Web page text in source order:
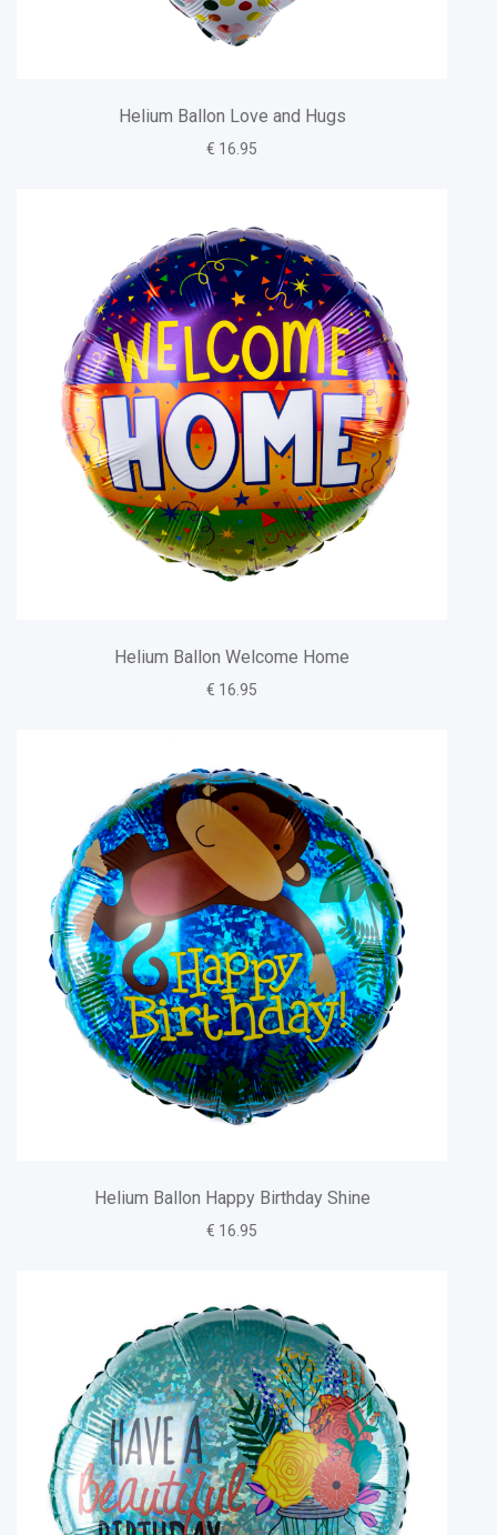
Helium Ballon Love and Hugs
€ 16.95
Helium Ballon Welcome Home
€ 16.95
Helium Ballon Happy Birthday Shine
€ 16.95